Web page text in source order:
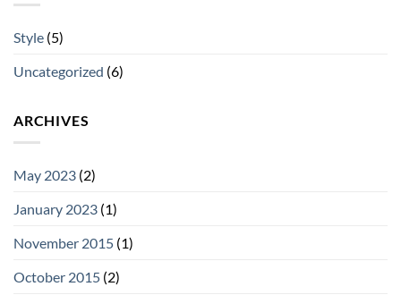
Style (5)
Uncategorized (6)
ARCHIVES
May 2023 (2)
January 2023 (1)
November 2015 (1)
October 2015 (2)